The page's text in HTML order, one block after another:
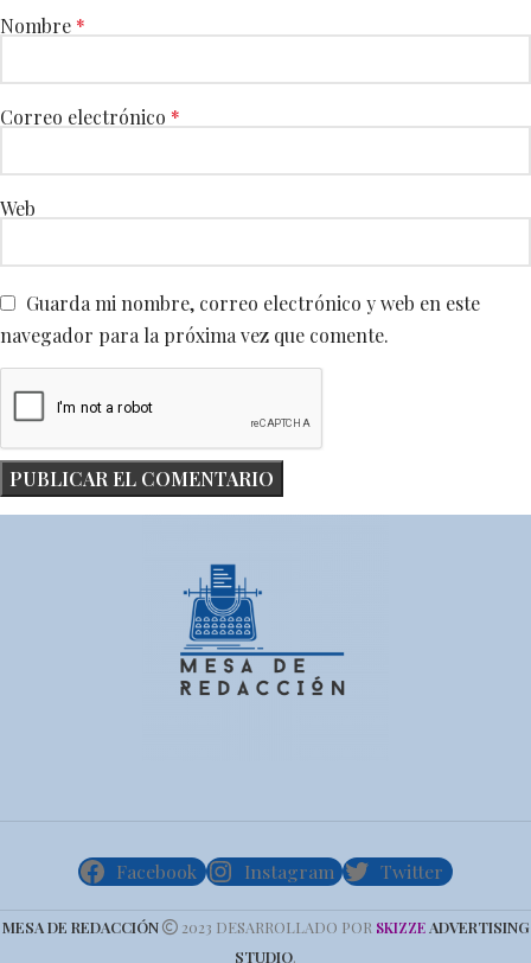
Nombre *
Correo electrónico *
Web
Guarda mi nombre, correo electrónico y web en este
navegador para la próxima vez que comente.
Facebook Instagram Twitter
MESA DE REDACCIÓN 2023 DESARROLLADO POR SKIZZEADVERTISING
STUDIO.